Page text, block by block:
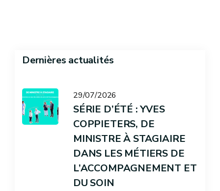
Dernières actualités
29/07/2026
SÉRIE D’ÉTÉ : YVES
COPPIETERS, DE
MINISTRE À STAGIAIRE
DANS LES MÉTIERS DE
L’ACCOMPAGNEMENT ET
DU SOIN